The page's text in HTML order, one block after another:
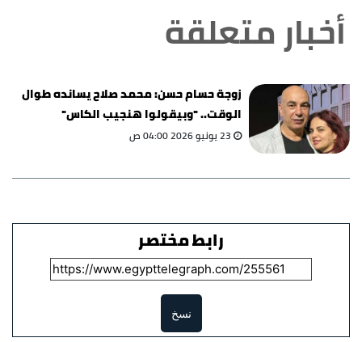
أخبار متعلقة
زوجة حسام حسن: محمد صلاح يسانده طوال
الوقت.. "وبيقولوا هنجيب الكاس"
23 يونيو 2026 04:00 ص
رابط مختصر
نسخ